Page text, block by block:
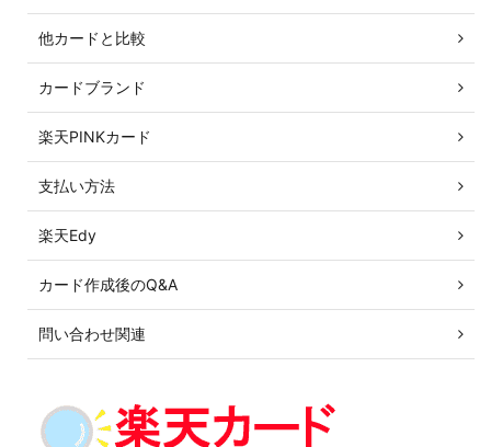
他カードと比較
カードブランド
楽天PINKカード
支払い方法
楽天Edy
カード作成後のQ&A
問い合わせ関連